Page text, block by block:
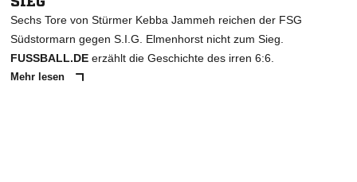
Sechs Tore von Stürmer Kebba Jammeh reichen der FSG
Südstormarn gegen S.I.G. Elmenhorst nicht zum Sieg.
FUSSBALL.DE erzählt die Geschichte des irren 6:6.
Mehr lesen